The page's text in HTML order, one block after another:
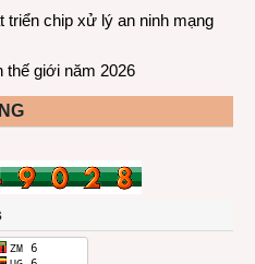
triển chip xử lý an ninh mạng
thế giới năm 2026